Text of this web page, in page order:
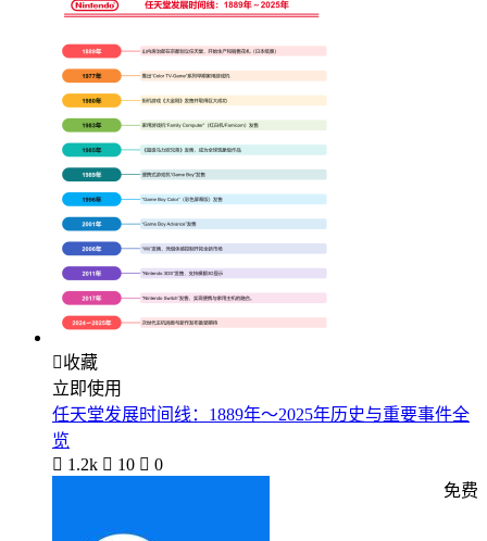
收藏
立即使用
任天堂发展时间线：1889年～2025年历史与重要事件全
览
 1.2k  10  0
免费